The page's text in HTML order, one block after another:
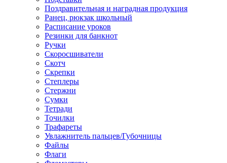
Поздравительная и наградная продукция
Ранец, рюкзак школьный
Расписание уроков
Резинки для банкнот
Ручки
Скоросшиватели
Скотч
Скрепки
Степлеры
Стержни
Сумки
Тетради
Точилки
Трафареты
Увлажнитель пальцев/Губочницы
Файлы
Флаги